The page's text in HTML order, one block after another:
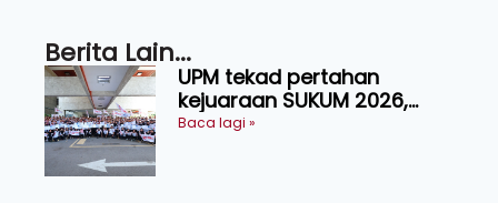
Berita Lain...
UPM tekad pertahan
kejuaraan SUKUM 2026,
sasar 16 pingat emas
Baca lagi »